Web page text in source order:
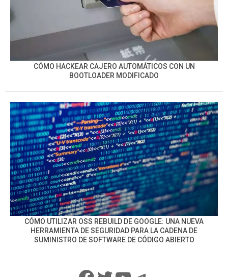
CÓMO HACKEAR CAJERO AUTOMÁTICOS CON UN
BOOTLOADER MODIFICADO
CÓMO UTILIZAR OSS REBUILD DE GOOGLE: UNA NUEVA
HERRAMIENTA DE SEGURIDAD PARA LA CADENA DE
SUMINISTRO DE SOFTWARE DE CÓDIGO ABIERTO